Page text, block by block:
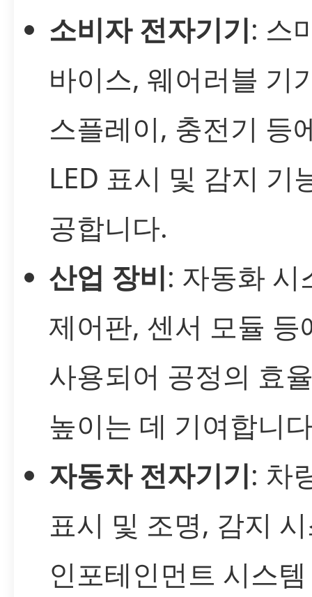
소비자 전자기기: 스
바이스, 웨어러블 기
스플레이, 충전기 등
LED 표시 및 감지 기
공합니다.
산업 장비: 자동화 시
제어판, 센서 모듈 등
사용되어 공정의 효
높이는 데 기여합니
자동차 전자기기: 차
표시 및 조명, 감지
인포테인먼트 시스